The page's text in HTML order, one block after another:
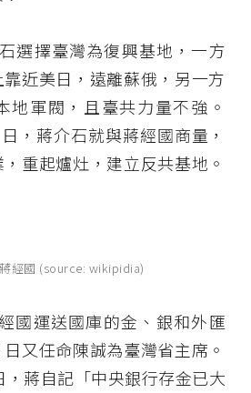
選擇臺灣為復興基地，一方
近美日，遠離蘇俄，另一方
地軍閥，且臺共力量不強。
，蔣介石就與蔣經國商量，
重起爐灶，建立反共基地。
經國 (source: wikipidia)
國運送國庫的金、銀和外匯
又任命陳誠為臺灣省主席。
，蔣自記「中央銀行存金已大